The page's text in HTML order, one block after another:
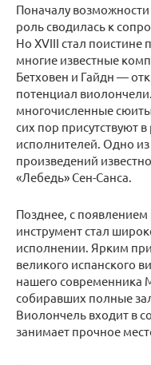
Поначалу
роль сводилась к
Но XVIII стал
многие известные
Бетховен и Гайдн —
потенциал
многочисленные
сих пор присутствуют
исполнителей. Одно
произведений
«Лебедь» Сен-Санса.
Позднее, с
инструмент стал
исполнении. Ярким
великого испанского
нашего современника
собиравших полные
Виолончель входит в
занимает прочное